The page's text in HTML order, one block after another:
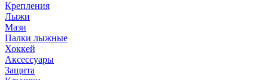
Крепления
Лыжи
Мази
Палки лыжные
Хоккей
Аксессуары
Защита